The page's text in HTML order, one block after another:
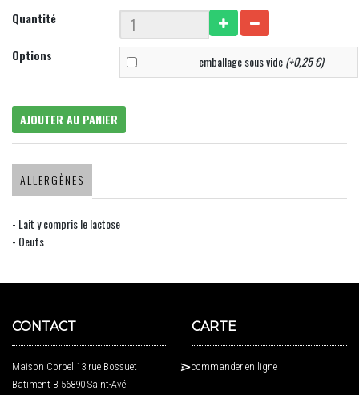
Quantité
Options emballage sous vide(+0,25 €)
AJOUTER AU PANIER
ALLERGÈNES
- Lait y compris le lactose
- Oeufs
CONTACT
Maison Corbel 13 rue Bossuet
Batiment B 56890 Saint-Avé
CARTE
commander en ligne